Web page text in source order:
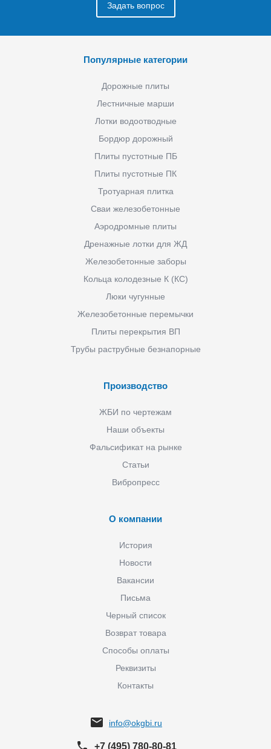
Задать вопрос
Популярные категории
Дорожные плиты
Лестничные марши
Лотки водоотводные
Бордюр дорожный
Плиты пустотные ПБ
Плиты пустотные ПК
Тротуарная плитка
Сваи железобетонные
Аэродромные плиты
Дренажные лотки для ЖД
Железобетонные заборы
Кольца колодезные К (КС)
Люки чугунные
Железобетонные перемычки
Плиты перекрытия ВП
Трубы раструбные безнапорные
Производство
ЖБИ по чертежам
Наши объекты
Фальсификат на рынке
Статьи
Вибропресс
О компании
История
Новости
Вакансии
Письма
Черный список
Возврат товара
Способы оплаты
Реквизиты
Контакты
info@okgbi.ru
+7 (495) 780-80-81